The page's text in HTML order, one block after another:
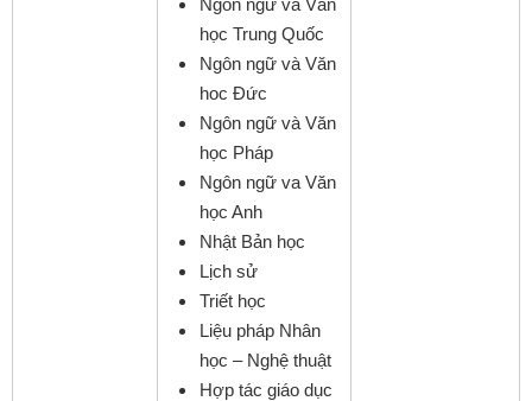
Ngôn ngữ và Văn
học Trung Quốc
Ngôn ngữ và Văn
hoc Đức
Ngôn ngữ và Văn
học Pháp
Ngôn ngữ va Văn
học Anh
Nhật Bản học
Lịch sử
Triết học
Liệu pháp Nhân
học – Nghệ thuật
Hợp tác giáo dục